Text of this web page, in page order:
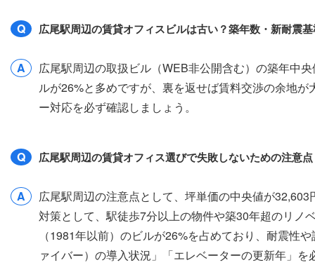
Q 広尾駅周辺の賃貸オフィスビルは古い？築年数・新耐震
A
広尾駅周辺の取扱ビル（WEB非公開含む）の築年中
ルが26%と多めですが、裏を返せば賃料交渉の余地
ー対応を必ず確認しましょう。
Q 広尾駅周辺の賃貸オフィス選びで失敗しないための注意
A
広尾駅周辺の注意点として、坪単価の中央値が
対策として、駅徒歩7分以上の物件や築30年超のリノ
（1981年以前）のビルが26%を占めており、耐震性
ァイバー）の導入状況」「エレベーターの更新年」